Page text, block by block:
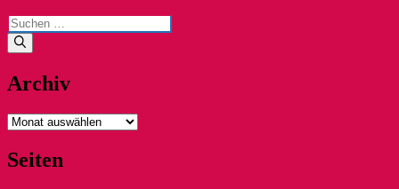
Suchen
nach:
Archiv
Archiv
Seiten